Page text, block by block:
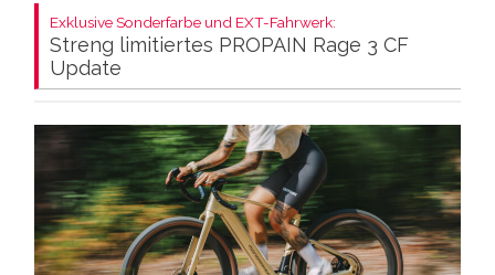
Exklusive Sonderfarbe und EXT-Fahrwerk:
Streng limitiertes PROPAIN Rage 3 CF
Update